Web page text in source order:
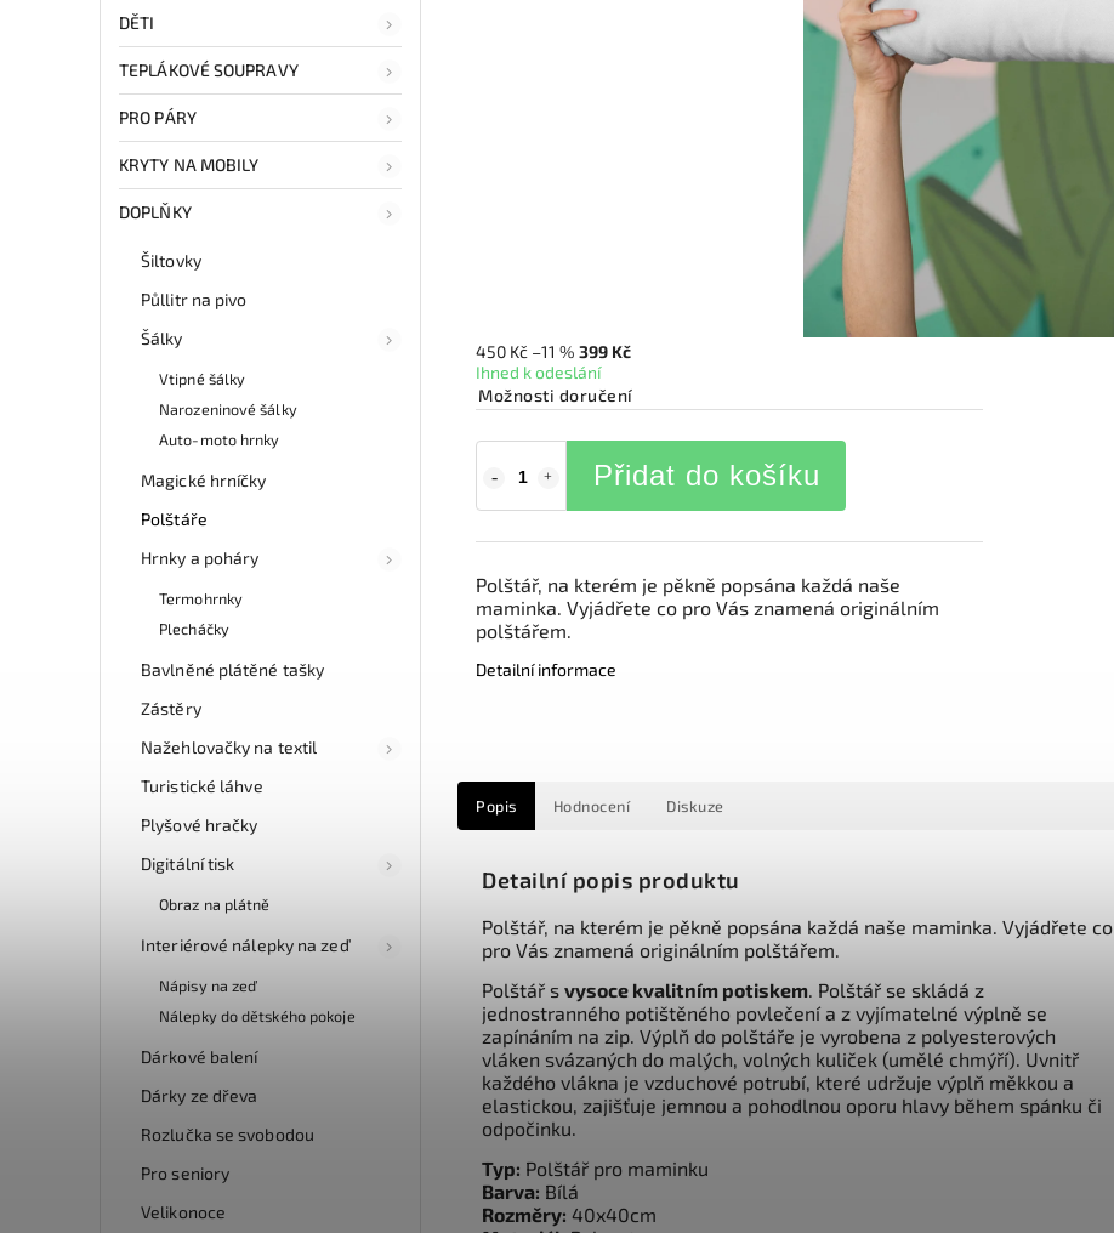
DĚTI
TEPLÁKOVÉ SOUPRAVY
PRO PÁRY
KRYTY NA MOBILY
DOPLŇKY
Šiltovky
Půllitr na pivo
Šálky
Vtipné šálky
Narozeninové šálky
Auto-moto hrnky
Magické hrníčky
Polštáře
Hrnky a poháry
Termohrnky
Plecháčky
Bavlněné plátěné tašky
Zástěry
Nažehlovačky na textil
Turistické láhve
Plyšové hračky
Digitální tisk
Obraz na plátně
Interiérové nálepky na zeď
Nápisy na zeď
Nálepky do dětského pokoje
Dárkové balení
Dárky ze dřeva
Rozlučka se svobodou
Pro seniory
Velikonoce
450 Kč –11 % 399 Kč
Ihned k odeslání
Možnosti doručení
Přidat do košíku
Polštář, na kterém je pěkně popsána každá naše
maminka. Vyjádřete co pro Vás znamená originálním
polštářem.
Detailní informace
Popis Hodnocení Diskuze
Detailní popis produktu
Polštář, na kterém je pěkně popsána každá naše maminka. Vyjádřete co
pro Vás znamená originálním polštářem.
Polštář s vysoce kvalitním potiskem. Polštář se skládá z
jednostranného potištěného povlečení a z vyjímatelné výplně se
zapínáním na zip. Výplň do polštáře je vyrobena z polyesterových
vláken svázaných do malých, volných kuliček (umělé chmýří). Uvnitř
každého vlákna je vzduchové potrubí, které udržuje výplň měkkou a
elastickou, zajišťuje jemnou a pohodlnou oporu hlavy během spánku či
odpočinku.
Typ: Polštář pro maminku
Barva: Bílá
Rozměry: 40x40cm